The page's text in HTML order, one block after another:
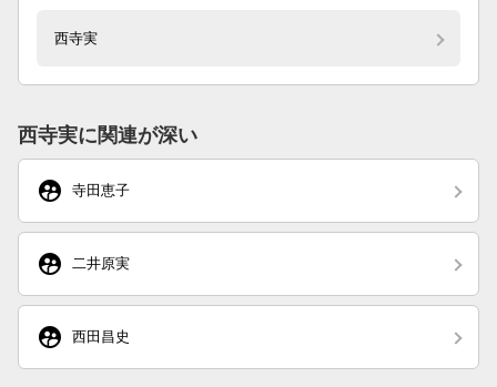
西寺実
西寺実に関連が深い
supervised_user_circle 寺田恵子
supervised_user_circle 二井原実
supervised_user_circle 西田昌史